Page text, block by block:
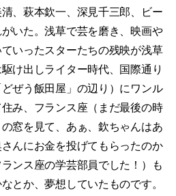
、萩本欽一、深見千三郎、ビー
いた。浅草で芸を磨き、映画や
いったスターたちの残映が浅草
け出しライター時代、国際通り
ぜう飯田屋」の辺り）にワンル
み、フランス座（まだ最後の時
窓を見て、あぁ、欽ちゃんはあ
んにお金を投げてもらったのか
ンス座の学芸部員でした！）も
とか、夢想していたものです。